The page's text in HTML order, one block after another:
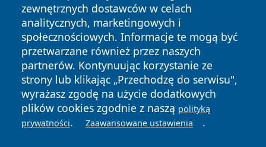
zewnętrznych dostawców w celach
analitycznych, marketingowych i
społecznościowych. Informacje te mogą być
przetwarzane również przez naszych
partnerów. Kontynuując korzystanie ze
strony lub klikając „Przechodzę do serwisu",
wyrażasz zgodę na użycie dodatkowych
plików cookies zgodnie z naszą polityką
prywatności. Zaawansowane ustawienia .
Copyright © 2026 dabrowski24.pl Wszystkie prawa
zastrzeżone.
News Autorzy
Polityka
Prywatności
Polityka
Cookies